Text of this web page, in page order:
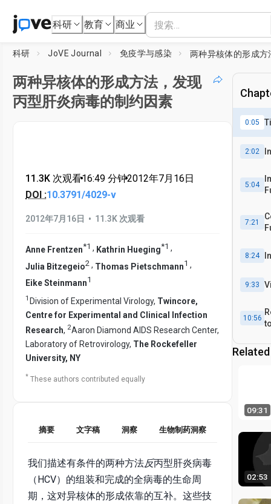
科研 教育 商业
科研 JoVE Journal 免疫学与感染
两种异核体的形成方法，发现
丙型肝炎病毒的制约因素
11.3K 次观看•16:49 分钟•2012年7月16日
DOI :10.3791/4029-v
2012年7月16日 • 11.3K 次观看
Anne Frentzen*1 , Kathrin Hueging*1 ,
Julia Bitzegeio2 , Thomas Pietschmann1 ,
Eike Steinmann1
1 Division of Experimental Virology, Twincore,
Centre for Experimental and Clinical Infection
Research, 2Aaron Diamond AIDS Research Center,
Laboratory of Retrovirology, The Rockefeller
University, NY
* These authors contributed equally
摘要 文字稿 洞察 生物制药洞察
我们描述有条件的两种方法反丙型肝炎病毒
（HCV）的组装和完成的全病毒的生命周
期，这对异核体的形成依靠的互补。这些技
0:05
2:02
5:04
7:21
8:24
9:33
10:56
16:23
09:31
02:53